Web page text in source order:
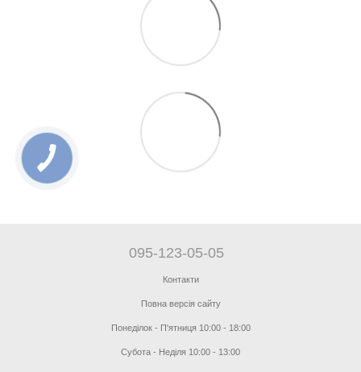
095-123-05-05
Контакти
Повна версія сайту
Понеділок - П'ятниця 10:00 - 18:00
Субота - Неділя 10:00 - 13:00